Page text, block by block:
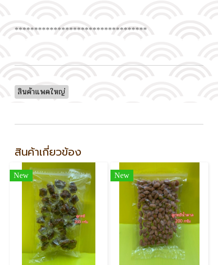
**********************************
สินค้าแพคใหญ่
สินค้าเกี่ยวข้อง
New New